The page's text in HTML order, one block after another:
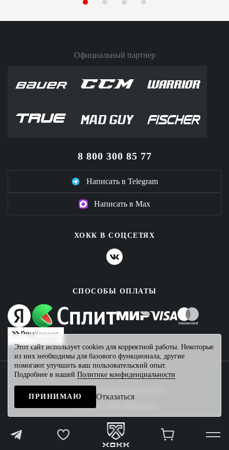
Официальный партнер
8 800 300 85 77
Написать в Telegram
Написать в Max
ХОКК В СОЦСЕТЯХ
СПОСОБЫ ОПЛАТЫ
2026 © ХОКК
Создание сайта
Этот сайт использует cookies для корректной работы. Некоторые
из них необходимы для базового функционала, другие
помогают улучшить ваш пользовательский опыт.
Подробнее в нашей Политике конфиденциальности
ПРИНИМАЮ Отказаться